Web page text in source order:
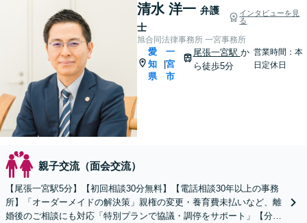
清水 洋一 弁護
士
インタビューを見
る
旭合同法律事務所 一宮事務所
愛
知
県
|
一
宮
市
尾張一宮駅 か
ら徒歩5分
営業時間：本
日定休日
親子交流（面会交流）
【尾張一宮駅5分】【初回相談30分無料】【電話相談30年以上の事務
所】「オーダーメイドの解決策」親権の変更・養育費未払いなど、離
婚後のご相談にも対応「特別プランで協議・調停をサポート」【分割